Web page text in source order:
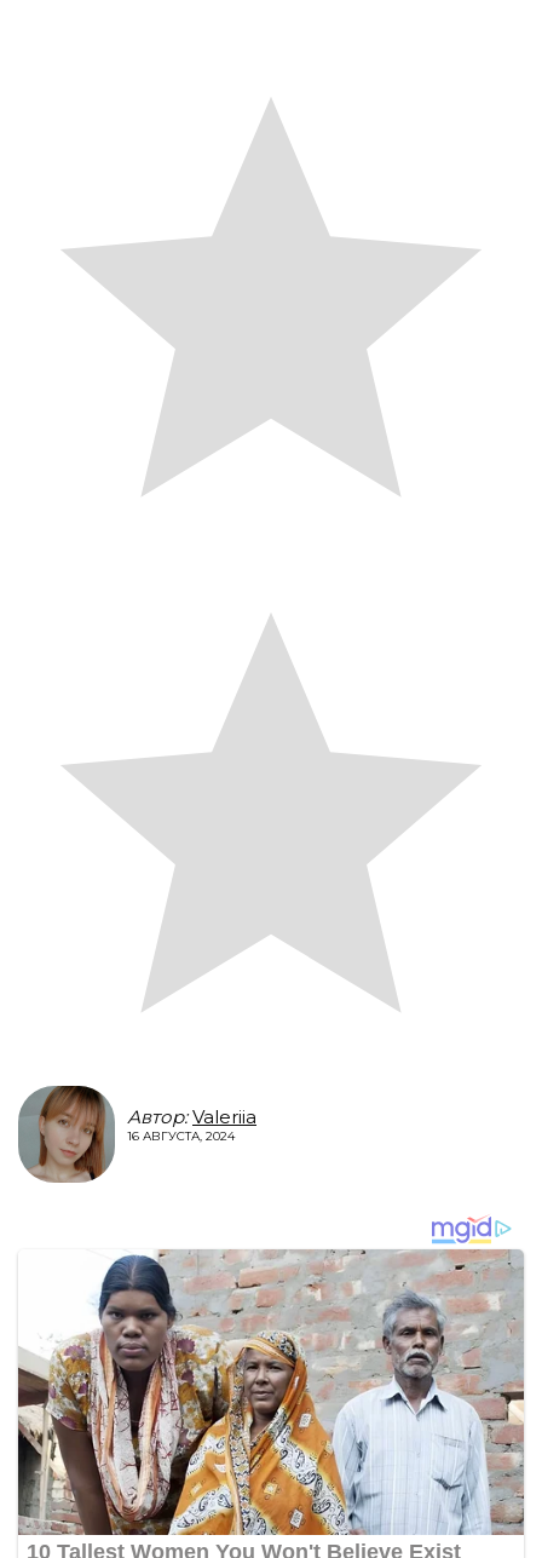
Автор: Valeriia
16 АВГУСТА, 2024